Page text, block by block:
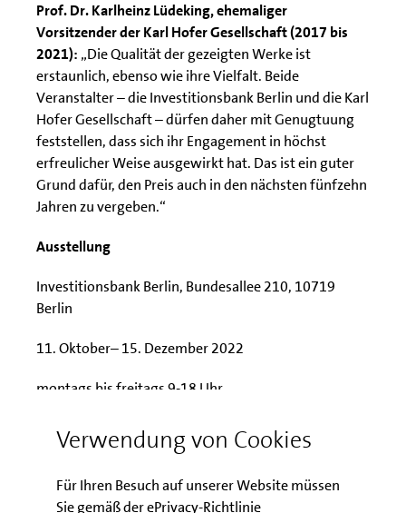
Verwendung von Cookies
Für Ihren Besuch auf unserer Website müssen
Sie gemäß der ePrivacy-Richtlinie
Prof. Dr. Karlheinz Lüdeking, ehemaliger
Vorsitzender der Karl Hofer Gesellschaft (2017 bis
2021): „Die Qualität der gezeigten Werke ist
erstaunlich, ebenso wie ihre Vielfalt. Beide
Veranstalter – die Investitionsbank Berlin und die Karl
Hofer Gesellschaft – dürfen daher mit Genugtuung
feststellen, dass sich ihr Engagement in höchst
erfreulicher Weise ausgewirkt hat. Das ist ein guter
Grund dafür, den Preis auch in den nächsten fünfzehn
Jahren zu vergeben.“
Ausstellung
Investitionsbank Berlin, Bundesallee 210, 10719
Berlin
11. Oktober– 15. Dezember 2022
montags bis freitags 9-18 Uhr
(Ausstellungsbesuch mit den Künstlerinnen nur nach
Voranmeldung bei der Karl Hofer Gesellschaft